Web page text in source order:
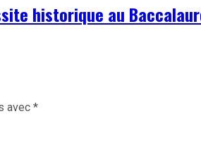
historique au
avec *